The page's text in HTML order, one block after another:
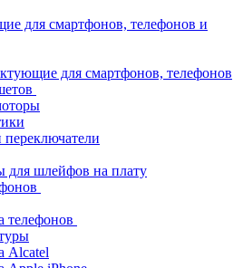
для смартфонов, телефонов и
для смартфонов, телефонов
для шлейфов на плату
телефонов
Alcatel